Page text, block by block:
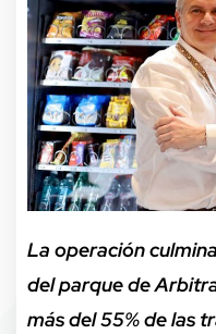
La operación
del parque de
más del 55% de las